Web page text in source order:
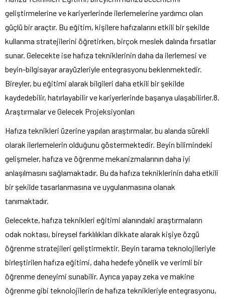
geliştirmelerine ve kariyerlerinde ilerlemelerine yardımcı olan
güçlü bir araçtır. Bu eğitim, kişilere hafızalarını etkili bir şekilde
kullanma stratejilerini öğretirken, birçok meslek dalında fırsatlar
sunar. Gelecekte ise hafıza tekniklerinin daha da ilerlemesi ve
beyin-bilgisayar arayüzleriyle entegrasyonu beklenmektedir.
Bireyler, bu eğitimi alarak bilgileri daha etkili bir şekilde
kaydedebilir, hatırlayabilir ve kariyerlerinde başarıya ulaşabilirler.8.
Araştırmalar ve Gelecek Projeksiyonları
Hafıza teknikleri üzerine yapılan araştırmalar, bu alanda sürekli
olarak ilerlemelerin olduğunu göstermektedir. Beyin bilimindeki
gelişmeler, hafıza ve öğrenme mekanizmalarının daha iyi
anlaşılmasını sağlamaktadır. Bu da hafıza tekniklerinin daha etkili
bir şekilde tasarlanmasına ve uygulanmasına olanak
tanımaktadır.
Gelecekte, hafıza teknikleri eğitimi alanındaki araştırmaların
odak noktası, bireysel farklılıkları dikkate alarak kişiye özgü
öğrenme stratejileri geliştirmektir. Beyin tarama teknolojileriyle
birleştirilen hafıza eğitimi, daha hedefe yönelik ve verimli bir
öğrenme deneyimi sunabilir. Ayrıca yapay zeka ve makine
öğrenme gibi teknolojilerin de hafıza teknikleriyle entegrasyonu,